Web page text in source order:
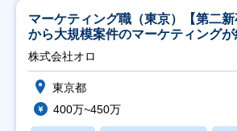
マーケティング職（東京）【第二
から大規模案件のマーケティング
修充実】
株式会社オロ
東京都
400万~450万